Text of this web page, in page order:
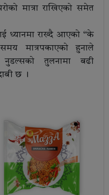
मात्रा राखिएको समेत
ध्यानमा राख्दै आएको “के
मात्रपकाएको हुनाले
नुडल्सको तुलनामा बढी
छ ।